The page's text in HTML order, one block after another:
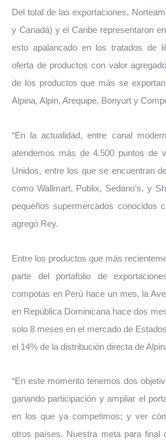
Del total de las exportaciones,
y Canadá) y el Caribe representaron
esto apalancado en los tratados de
oferta de productos con valor
de los productos que más se
Alpina, Alpin, Arequipe, Bonyurt y
“En la actualidad, entre canal
atendemos más de 4.500 puntos de
Unidos, entre los que se encuentran
como Wallmart, Publix, Sedano’s, y
pequeños supermercados conocidos
agregó Rey.
Entre los productos que más
parte del portafolio de
compotas en Perú hace un mes, la
en República Dominicana hace dos
solo 8 meses en el mercado de
el 14% de la distribución directa de
“En este momento tenemos dos
ganando participación y ampliar el
en los que ya competimos; y ver
otros países. Nuestra meta para final